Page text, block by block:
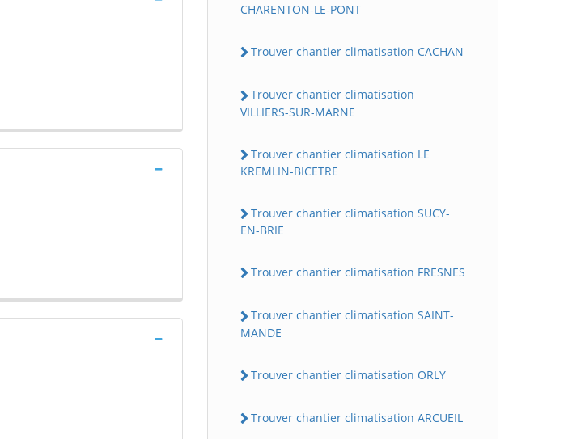
CHARENTON-LE-PONT
Trouver chantier climatisation CACHAN
Trouver chantier climatisation
VILLIERS-SUR-MARNE
Trouver chantier climatisation LE
KREMLIN-BICETRE
Trouver chantier climatisation SUCY-
EN-BRIE
Trouver chantier climatisation FRESNES
Trouver chantier climatisation SAINT-
MANDE
Trouver chantier climatisation ORLY
Trouver chantier climatisation ARCUEIL